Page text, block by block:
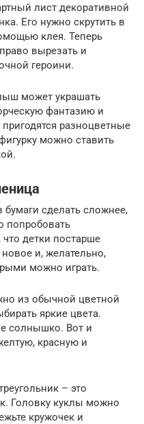
лист декоративной
Его нужно скрутить в
клея. Теперь
вырезать и
героини.
может украшать
фантазию и
разноцветные
можно ставить
сделать сложнее,
попробовать
что детки постарше
новое и, желательно,
можно играть.
из обычной цветной
яркие цвета.
солнышко. Вот и
красную и
– это
Головку куклы можно
кружочек и